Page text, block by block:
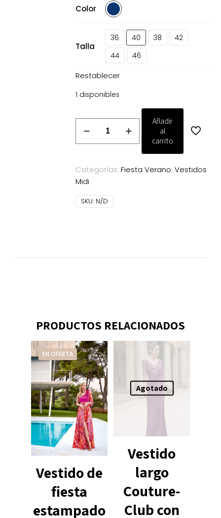
Color
Talla
36 40 38
42
44
46
Restablecer
1 disponibles
Magnolia
Kobus
marino
cantidad
Añadir
al
carrito
Categorías: Fiesta Verano, Vestidos
Midi
SKU: N/D
PRODUCTOS RELACIONADOS
EN OFERTA
Vestido de
fiesta
estampado
Agotado
Vestido
largo
Couture-
Club con